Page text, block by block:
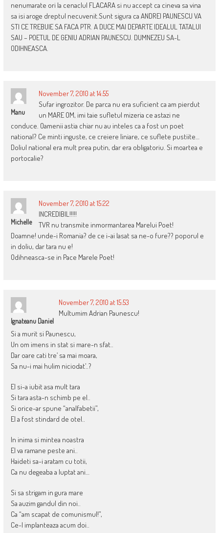
nenumarate ori la cenaclul FLACARA si nu accept ca cineva sa vina
sa isi aroge dreptul necuvenit.Sunt sigura ca ANDREI PAUNESCU VA
STI CE TREBUIE SA FACA PTR. A DUCE MAI DEPARTE IDEALUL TATALUI
SAU – POETUL DE GENIU ADRIAN PAUNESCU. DUMNEZEU SA-L
ODIHNEASCA.
Manu
November 7, 2010 at 14:55
Sufar ingrozitor. De parca nu era suficient ca am pierdut
un MARE OM, imi taie sufletul mizeria ce astazi ne
conduce. Oamenii astia chiar nu au inteles ca a fost un poet
national? Ce minti inguste, ce creiere liniare, ce suflete pustiite…
Doliul national era mult prea putin, dar era obligatoriu. Si moartea e
portocalie?
Michelle
November 7, 2010 at 15:22
INCREDIBIL!!!!!
TVR nu transmite inmormantarea Marelui Poet!
Doamne! unde-i Romania? de ce i-ai lasat sa ne-o fure?? poporul e
in doliu, dar tara nu e!
Odihneasca-se in Pace Marele Poet!
Ignateanu Daniel
November 7, 2010 at 15:53
Multumim Adrian Paunescu!
Si a murit si Paunescu,
Un om imens in stat si mare-n sfat..
Dar oare cati tre’ sa mai moara,
Sa nu-i mai hulim niciodat’..?
El si-a iubit asa mult tara
Si tara asta-n schimb pe el..
Si orice-ar spune “analfabetii”,
El a fost stindard de otel..
In inima si mintea noastra
El va ramane peste ani..
Haideti sa-i aratam cu totii,
Ca nu degeaba a luptat ani…
Si sa strigam in gura mare
Sa auzim gandul din noi..
Ca “am scapat de comunismul!”,
Ce-l implanteaza acum doi..